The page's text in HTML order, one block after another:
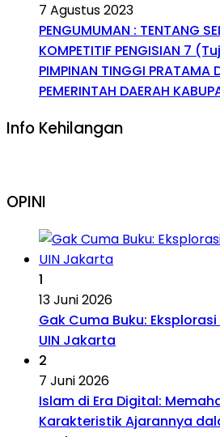
7 Agustus 2023
PENGUMUMAN : TENTANG
KOMPETITIF PENGISIAN 7
PIMPINAN TINGGI PRATAMA
PEMERINTAH DAERAH
Info Kehilangan
OPINI
1
13 Juni 2026
Gak Cuma Buku:
UIN Jakarta
2
7 Juni 2026
Islam di Era Digital:
Karakteristik Ajarannya